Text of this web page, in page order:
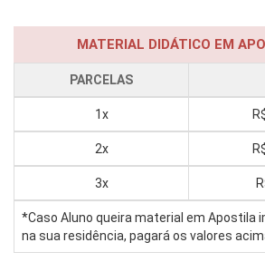
MATERIAL DIDÁTICO EM
PARCELAS
1x
2x
3x
*Caso Aluno queira material em Apostila
na sua residência, pagará os valores